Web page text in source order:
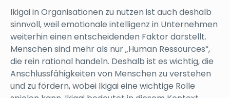
Ikigai in Organisationen zu nutzen ist auch deshalb
sinnvoll, weil emotionale intelligenz in Unternehmen
weiterhin einen entscheidenden Faktor darstellt.
Menschen sind mehr als nur „Human Ressources“,
die rein rational handeln. Deshalb ist es wichtig, die
Anschlussfähigkeiten von Menschen zu verstehen
und zu fördern, wobei Ikigai eine wichtige Rolle